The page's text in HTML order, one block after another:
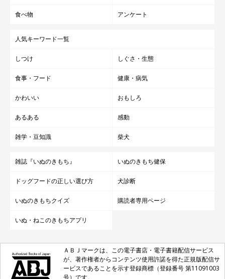
食べ物 アンケート
人気キーワード一覧
しつけ しぐさ・生態
食事・フード 健康・病気
かわいい おもしろ
あるある 感動
雑学・豆知識 柴犬
雑誌『いぬのきもち』 いぬのきもち健保
ドッグフードの正しい選び方 犬診断
いぬのきもちクイズ 購読者専用ページ
いぬ・ねこのきもちアプリ
ＡＢＪマークは、この電子書店・電子書籍配信サービス
が、著作権者からコンテンツ使用許諾を得た正規版配信サ
ービスであることを示す登録商標（登録番号 第11091003